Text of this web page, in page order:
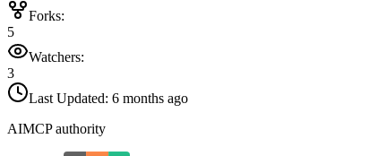
Forks:
5
Watchers:
3
Last Updated: 6 months ago
AIMCP authority